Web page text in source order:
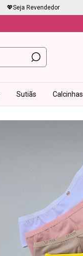
💖Seja Revendedor
Sutiãs Calcinhas